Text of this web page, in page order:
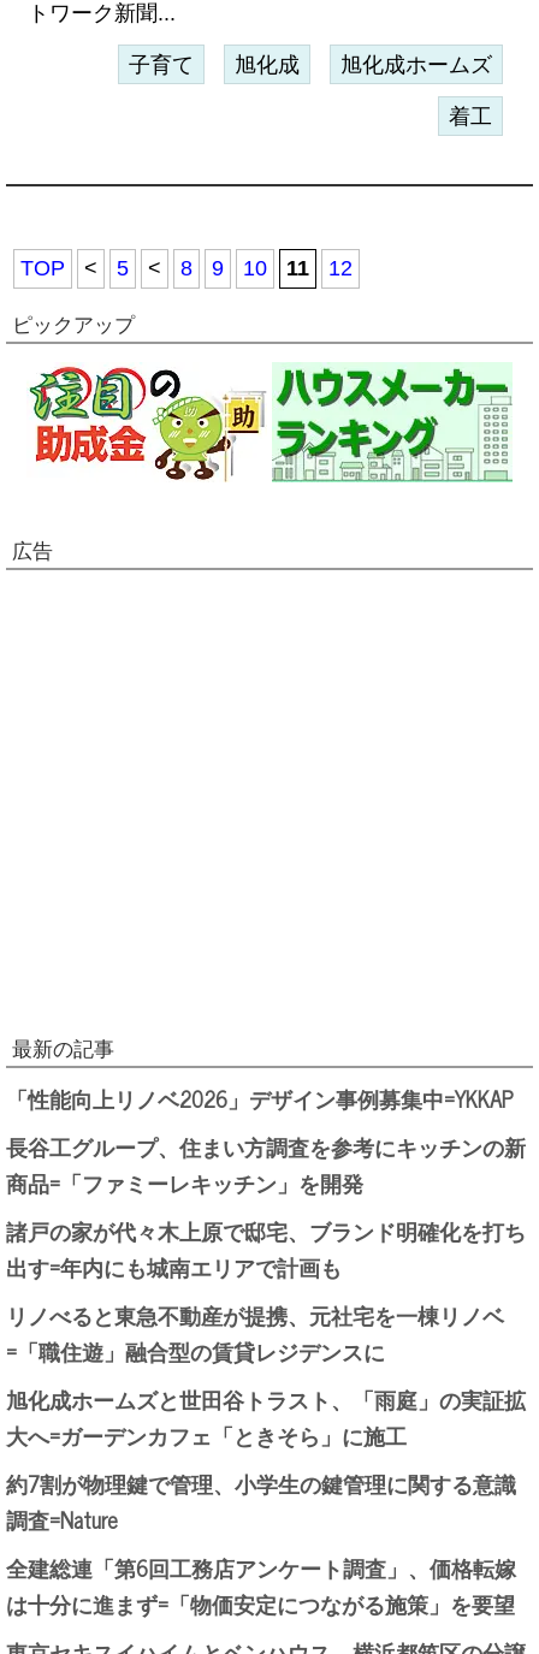
トワーク新聞...
子育て 旭化成 旭化成ホームズ
着工
TOP < 5 < 8 9 10 11 12
ピックアップ
広告
最新の記事
「性能向上リノベ2026」デザイン事例募集中=YKKAP
長谷工グループ、住まい方調査を参考にキッチンの新
商品=「ファミーレキッチン」を開発
諸戸の家が代々木上原で邸宅、ブランド明確化を打ち
出す=年内にも城南エリアで計画も
リノべると東急不動産が提携、元社宅を一棟リノベ
=「職住遊」融合型の賃貸レジデンスに
旭化成ホームズと世田谷トラスト、「雨庭」の実証拡
大へ=ガーデンカフェ「ときそら」に施工
約7割が物理鍵で管理、小学生の鍵管理に関する意識
調査=Nature
全建総連「第6回工務店アンケート調査」、価格転嫁
は十分に進まず=「物価安定につながる施策」を要望